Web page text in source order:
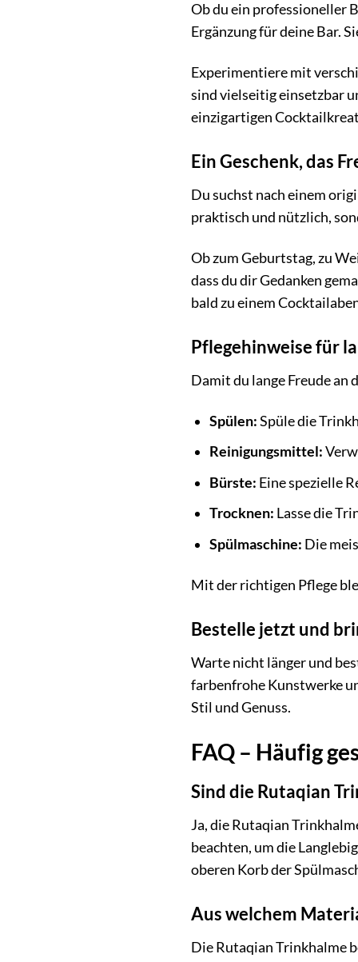
Ob du ein professioneller
Ergänzung für deine Bar.
Experimentiere mit
sind vielseitig einsetzbar
einzigartigen
Ein Geschenk, das
Du suchst nach einem
praktisch und nützlich,
Ob zum Geburtstag, zu
dass du dir Gedanken
bald zu einem
Pflegehinweise für
Damit du lange Freude an
Spülen:Spüle die
Reinigungsmittel:
Bürste: Eine spezielle
Trocknen: Lasse die
Spülmaschine: Die
Mit der richtigen Pflege
Bestelle jetzt und
Warte nicht länger und
farbenfrohe Kunstwerke
Stil und Genuss.
FAQ – Häufig
Sind die Rutaqian
Ja, die Rutaqian
beachten, um die
oberen Korb der
Aus welchem
Die Rutaqian Trinkhalme